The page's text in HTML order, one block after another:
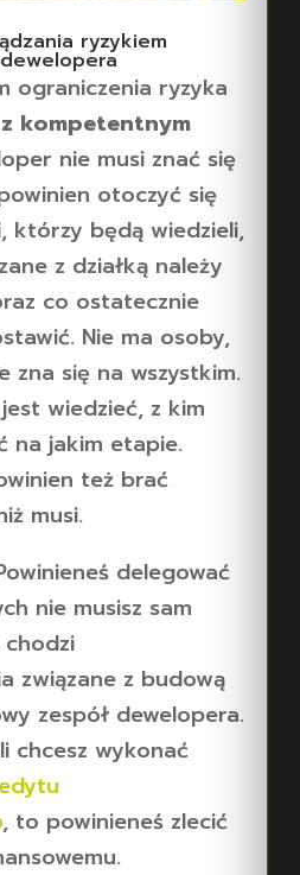
ryzykiem
ograniczenia ryzyka
kompetentnym
nie musi znać się
otoczyć się
którzy będą wiedzieli,
z działką należy
co ostatecznie
Nie ma osoby,
zna się na wszystkim.
wiedzieć, z kim
na jakim etapie.
też brać
musi.
delegować
nie musisz sam
związane z budową
zespół dewelopera.
chcesz wykonać
, to powinieneś zlecić